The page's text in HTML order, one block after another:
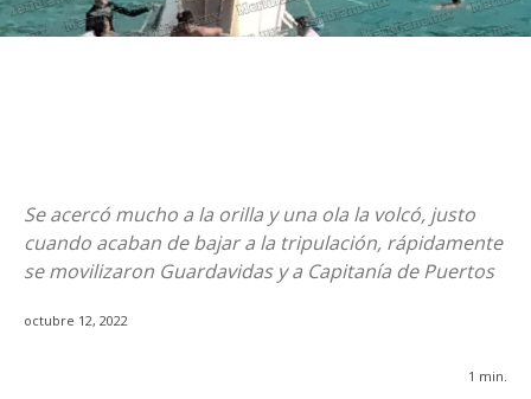
Se acercó mucho a la orilla y una ola la volcó, justo
cuando acaban de bajar a la tripulación, rápidamente
se movilizaron Guardavidas y a Capitanía de Puertos
octubre 12, 2022
1 min.